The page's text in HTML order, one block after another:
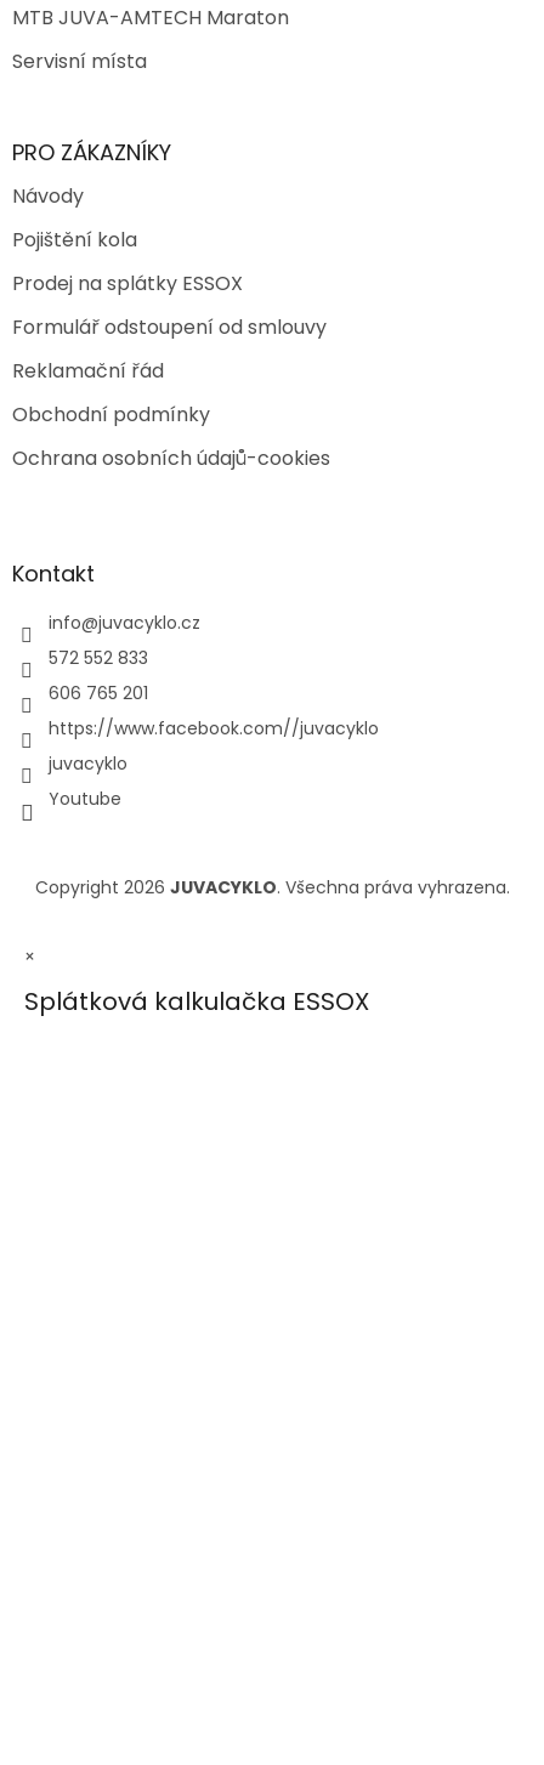
MTB JUVA-AMTECH Maraton
Servisní místa
PRO ZÁKAZNÍKY
Návody
Pojištění kola
Prodej na splátky ESSOX
Formulář odstoupení od smlouvy
Reklamační řád
Obchodní podmínky
Ochrana osobních údajů-cookies
Kontakt
info@juvacyklo.cz
572 552 833
606 765 201
https://www.facebook.com//juvacyklo
juvacyklo
Youtube
Copyright 2026 JUVACYKLO. Všechna práva vyhrazena.
×
Splátková kalkulačka ESSOX